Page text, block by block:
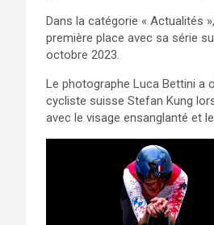
Dans la catégorie « Actualités
première place avec sa série
octobre 2023.
Le photographe Luca Bettini a
cycliste suisse Stefan Kung
avec le visage ensanglanté et